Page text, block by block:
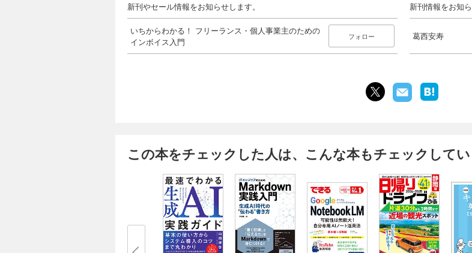
新刊やセール情報をお知らせします。
いちからわかる！ フリーランス・個人事業主のための
インボイス入門
フォロー
新刊情報をお知ら
葛西安寿
この本をチェックした人は、こんな本もチェックして